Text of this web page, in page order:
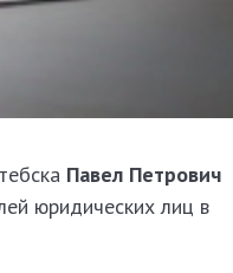
Павел Петрович
юридических лиц в